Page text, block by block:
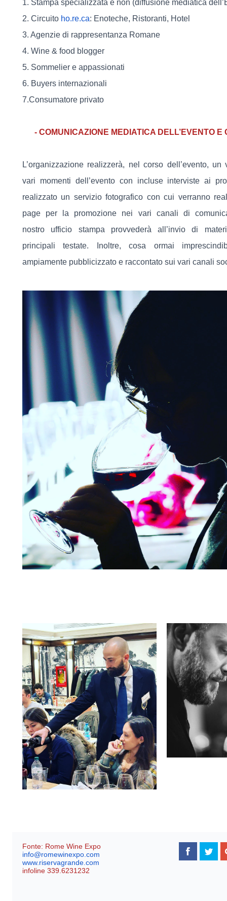
1. Stampa specializzata e non (diffusione mediatica
2. Circuito ho.re.ca: Enoteche, Ristoranti, Hotel
3. Agenzie di rappresentanza Romane
4. Wine & food blogger
5. Sommelier e appassionati
6. Buyers internazionali
7.Consumatore privato
- COMUNICAZIONE MEDIATICA DELL’EVENTO
L’organizzazione realizzerà, nel corso dell’evento,
vari momenti dell’evento con incluse interviste ai
realizzato un servizio fotografico con cui verranno
page per la promozione nei vari canali di
nostro ufficio stampa provvederà all’invio di
principali testate. Inoltre, cosa ormai
ampiamente pubblicizzato e raccontato sui vari canali
Fonte: Rome Wine Expo
info@romewinexpo.com
www.riservagrande.com
infoline 339.6231232